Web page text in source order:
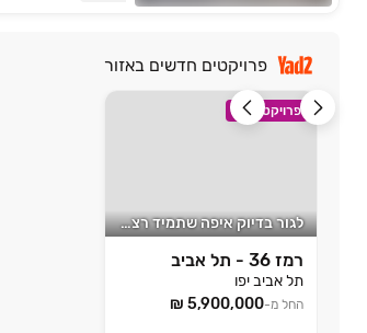
פרויקטים חדשים באזור
פרויקט חדש
לגור בדיוק איפה שתמיד רציתם
רמז 36 - תל אביב
תל אביב יפו
החל מ-